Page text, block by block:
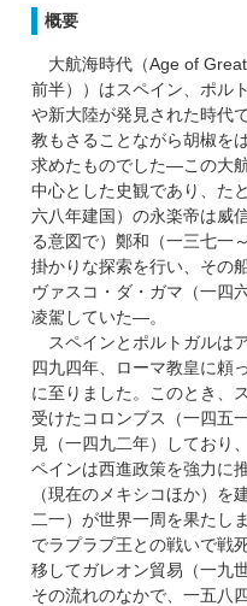
概要
大航海時代（Age of
前半））はスペイン、ポル
や新大陸が発見された時代
教もさることながら胡椒を
求めたものでした―この大
中心とした史観であり、た
六八年建国）の永楽帝は威
る意図で）鄭和（一三七一
掛かりな探索を行い、その
ヴァスコ・ダ・ガマ（一四
凌駕していた―。
スペインとポルトガルは
四九四年、ローマ教皇に頼
に至りました。このとき、
受けたコロンブス（一四五
見（一四九二年）しており
ペインは西進政策を強力に
（現在のメキシコほか）を
二一）が世界一周を果たし
でラプラプ王との戦いで戦
移してガレオン貿易（一九
その流れのなかで、一五八